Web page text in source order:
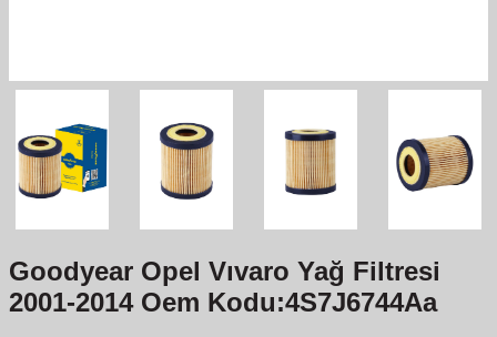
Goodyear Opel Vıvaro Yağ Filtresi
2001-2014 Oem Kodu:4S7J6744Aa